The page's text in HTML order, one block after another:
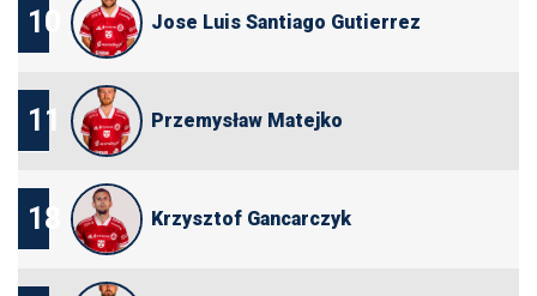
10 Jose Luis Santiago Gutierrez
11 Przemysław Matejko
18 Krzysztof Gancarczyk